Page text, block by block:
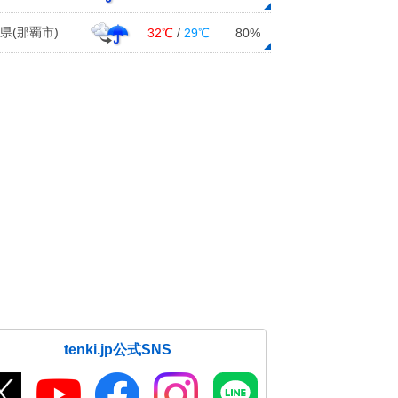
(那覇市) 32℃ / 29℃ 80%
tenki.jp公式SNS